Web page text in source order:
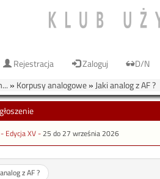
Rejestracja Zaloguj
D/N
» Korpusy analogowe» Jaki analog z AF ?
- Edycja XV -25 do 27 września 2026
z AF ?